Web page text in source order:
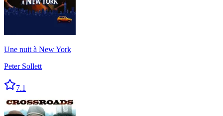
Une nuit à New York
Peter Sollett
7.1